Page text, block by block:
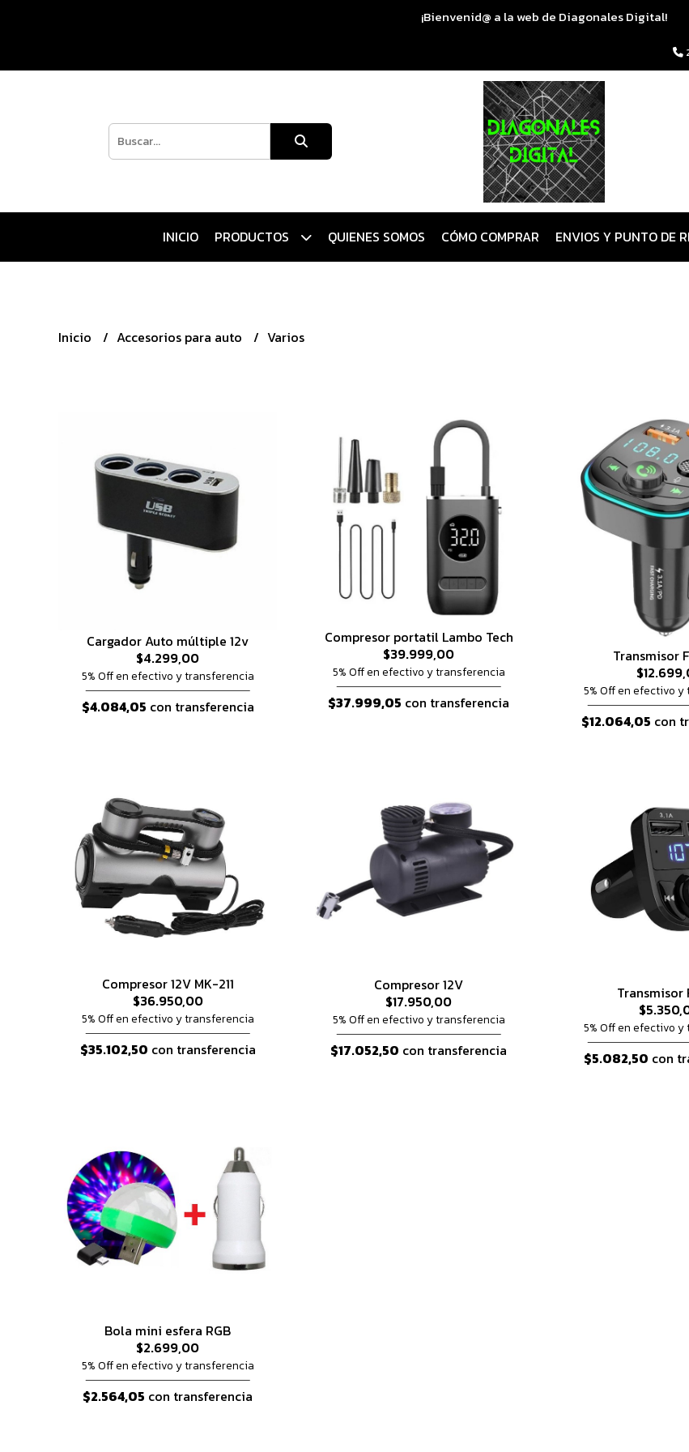
¡Bienvenid@ a la web de Diagonales Digital!
INICIO PRODUCTOS QUIENES SOMOS CÓMO COMPRAR ENVIOS Y PUNTO DE
Inicio Accesorios para auto Varios
Cargador Auto múltiple 12v
$4.299,00
5% Off en efectivo y transferencia
$4.084,05 con transferencia
Compresor portatil Lambo Tech
$39.999,00
5% Off en efectivo y transferencia
$37.999,05 con transferencia
Transmisor
5% Off en efectivo
$12.064,05 con
Compresor 12V MK-211
$36.950,00
5% Off en efectivo y transferencia
$35.102,50 con transferencia
Compresor 12V
$17.950,00
5% Off en efectivo y transferencia
$17.052,50 con transferencia
Transmisor
5% Off en efectivo
$5.082,50 con
Bola mini esfera RGB
$2.699,00
5% Off en efectivo y transferencia
$2.564,05 con transferencia